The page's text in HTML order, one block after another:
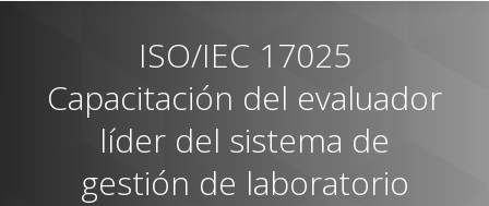
ISO/IEC 17025
Capacitación del evaluador
líder del sistema de
gestión de laboratorio